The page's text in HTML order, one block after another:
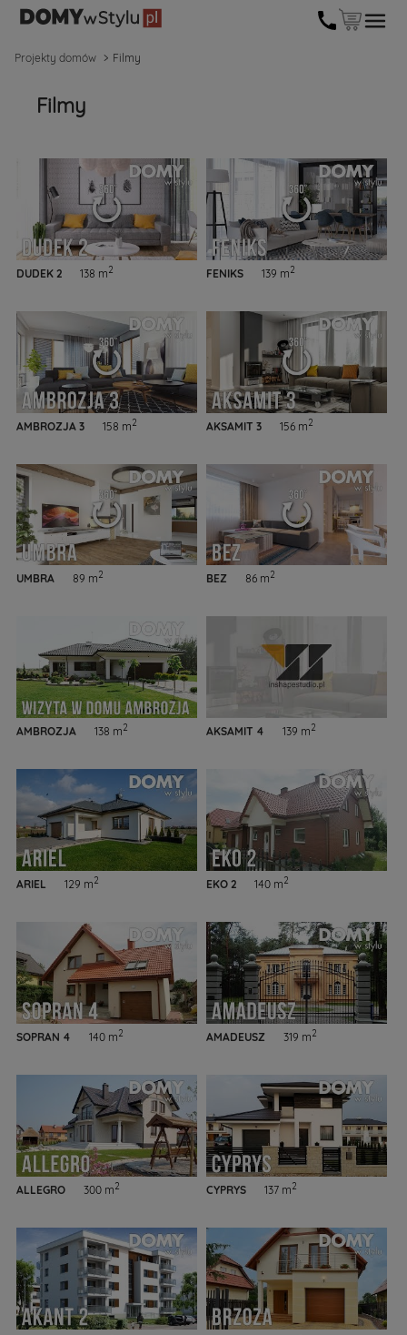
Projekty domów Filmy
Filmy
DUDEK 2 138 m2 FENIKS 139 m2
AMBROZJA 3 158 m2 AKSAMIT 3 156 m2
UMBRA 89 m2 BEZ 86 m2
AMBROZJA 138 m2 AKSAMIT 4 139 m2
ARIEL 129 m2 EKO 2 140 m2
SOPRAN 4 140 m2 AMADEUSZ 319 m2
ALLEGRO 300 m2 CYPRYS 137 m2